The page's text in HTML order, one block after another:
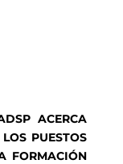
ACERCA
PUESTOS
FORMACIÓN